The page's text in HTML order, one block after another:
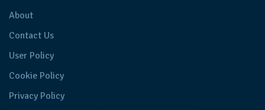
About
Contact Us
User Policy
Cookie Policy
Privacy Policy